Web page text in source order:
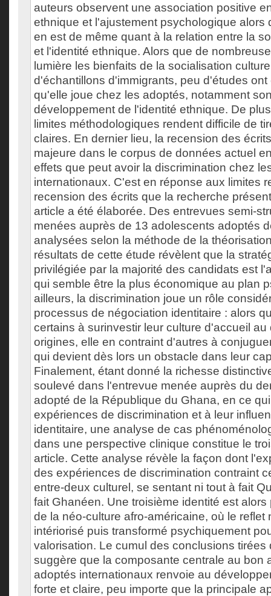
auteurs observent une association positive
ethnique et l'ajustement psychologique alors
en est de même quant à la relation entre la
et l'identité ethnique. Alors que de
lumière les bienfaits de la socialisation
d'échantillons d'immigrants, peu d'études ont
qu'elle joue chez les adoptés, notamment
développement de l'identité ethnique. De
limites méthodologiques rendent difficile de
claires. En dernier lieu, la recension des
majeure dans le corpus de données actuel
effets que peut avoir la discrimination chez
internationaux. C'est en réponse aux limites
recension des écrits que la recherche
article a été élaborée. Des entrevues semi-
menées auprès de 13 adolescents adoptés
analysées selon la méthode de la
résultats de cette étude révèlent que la
privilégiée par la majorité des candidats est
qui semble être la plus économique au plan
ailleurs, la discrimination joue un rôle
processus de négociation identitaire : alors
certains à surinvestir leur culture d'accueil au
origines, elle en contraint d'autres à
qui devient dès lors un obstacle dans leur
Finalement, étant donné la richesse
soulevé dans l'entrevue menée auprès du
adopté de la République du Ghana, en ce
expériences de discrimination et à leur
identitaire, une analyse de cas
dans une perspective clinique constitue le
article. Cette analyse révèle la façon dont
des expériences de discrimination contraint
entre-deux culturel, se sentant ni tout à fait
fait Ghanéen. Une troisième identité est
de la néo-culture afro-américaine, où le reflet
intériorisé puis transformé psychiquement
valorisation. Le cumul des conclusions tirées
suggère que la composante centrale au bon
adoptés internationaux renvoie au
forte et claire, peu importe que la principale